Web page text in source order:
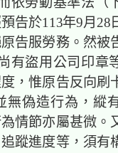
告於113年9月28
告服勞務。然被
有盜用公司印章
，惟原告反向刷
無偽造行為，縱
情節亦屬甚微。
蹤進度等，須有